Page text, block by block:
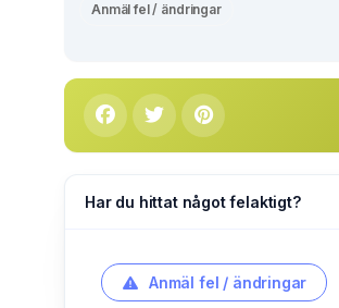
Anmäl fel / ändringar
Har du hittat något felaktigt?
Anmäl fel / ändringar